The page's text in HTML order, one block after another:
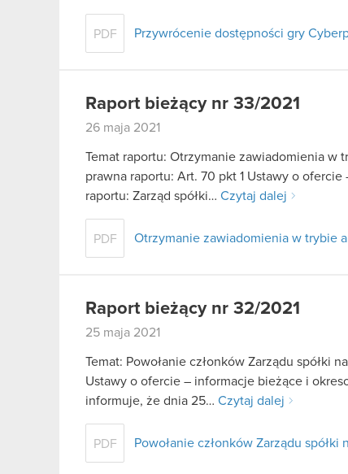
PDF Przywrócenie dostępności gry
Raport bieżący nr 33/2021
26 maja 2021
Temat raportu: Otrzymanie zawiadomienia w
prawna raportu: Art. 70 pkt 1 Ustawy o
raportu: Zarząd spółki… Czytaj dalej
PDF Otrzymanie zawiadomienia w trybie
Raport bieżący nr 32/2021
25 maja 2021
Temat: Powołanie członków Zarządu spółki
Ustawy o ofercie – informacje bieżące i
informuje, że dnia 25… Czytaj dalej
PDF Powołanie członków Zarządu spółki